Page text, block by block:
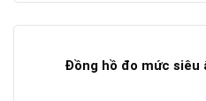
Đồng hồ đo mức siêu